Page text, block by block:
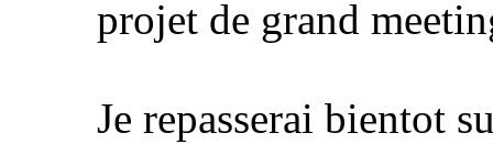
projet de grand
Je repasserai bientot